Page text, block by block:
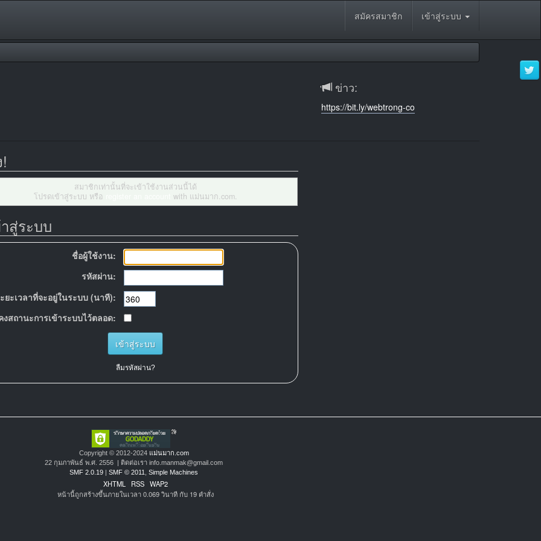
สมัครสมาชิก เข้าสู่ระบบ
ข่าว:
https://bit.ly/webtrong-co
สมาชิกเท่านั้นที่จะเข้าใช้งานส่วนนี้ได้
โปรดเข้าสู่ระบบ หรือ
with แม่นมาก.com.
สู่ระบบ
ชื่อผู้ใช้งาน:
รหัสผ่าน:
ยะเวลาที่จะอยู่ในระบบ (นาที):
งสถานะการเข้าระบบไว้ตลอด:
ลืมรหัสผ่าน?
Copyright © 2012-2024 แม่นมาก.com
22 กุมภาพันธ์ พ.ศ. 2556 | ติดต่อเรา info.manmak@gmail.com
SMF 2.0.19 | SMF © 2011 Simple Machines
XHTML RSS WAP2
หน้านี้ถูกสร้างขึ้นภายในเวลา 0.069 วินาที กับ 19 คำสั่ง